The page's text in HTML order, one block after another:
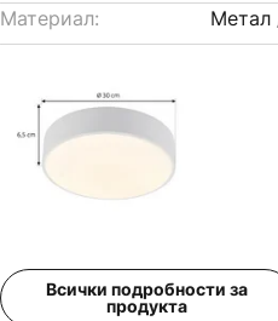
Материал:
Метал
Всички подробности за
продукта